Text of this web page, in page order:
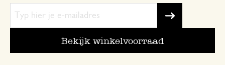
Bekijk winkelvoorraad